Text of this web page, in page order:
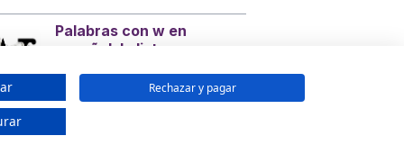
Palabras con w en
español, la lista
palabras que empiezan
con W: Curiosidades del
Rechazar y pagar